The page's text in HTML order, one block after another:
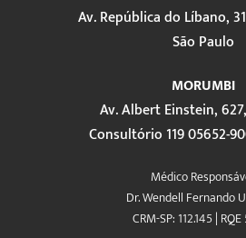
Av. República do Líbano,
São Paulo
MORUMBI
Av. Albert Einstein,
Consultório 119 05652-
Médico
Dr. Wendell Fernando
CRM-SP: 112.145 |